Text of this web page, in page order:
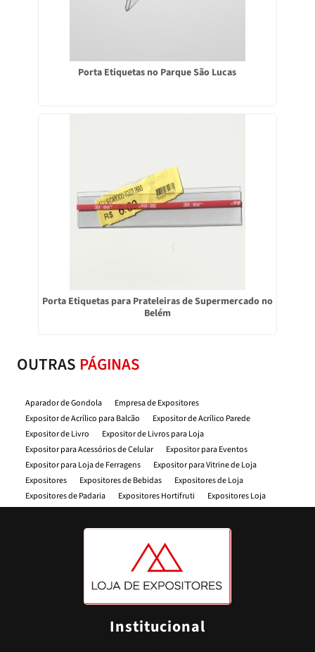
Porta Etiquetas no Parque São Lucas
Porta Etiquetas para Prateleiras de Supermercado no
Belém
OUTRAS PÁGINAS
Aparador de Gondola
Empresa de Expositores
Expositor de Acrílico para Balcão
Expositor de Acrílico Parede
Expositor de Livro
Expositor de Livros para Loja
Expositor para Acessórios de Celular
Expositor para Eventos
Expositor para Loja de Ferragens
Expositor para Vitrine de Loja
Expositores
Expositores de Bebidas
Expositores de Loja
Expositores de Padaria
Expositores Hortifruti
Expositores Loja
Expositores para Comercios
Expositores para Farmacia
Expositores para Feiras de Artesanato
Expositores para Feiras e Eventos
Expositores para Loja
Expositores para Loja de Roupas
Expositores para Mercado
Expositores para Padaria
Expositores para Parafusos
Expositores Supermercado
Fita Dupla Face VHB
Folha Pvc
Loja de Expositores para Loja
Porta Etiqueta Adesiva
Porta Etiqueta de Plastico
Institucional